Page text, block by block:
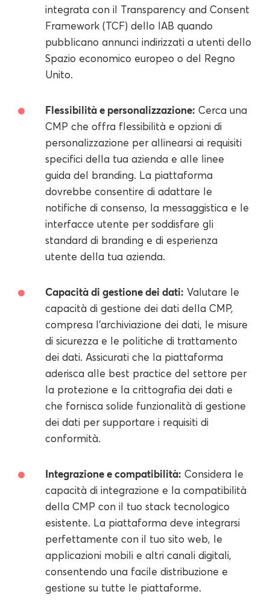
integrata con il Transparency and Consent
Framework (TCF) dello IAB quando
pubblicano annunci indirizzati a utenti dello
Spazio economico europeo o del Regno
Unito.
Flessibilità e personalizzazione: Cerca una
CMP che offra flessibilità e opzioni di
personalizzazione per allinearsi ai requisiti
specifici della tua azienda e alle linee
guida del branding. La piattaforma
dovrebbe consentire di adattare le
notifiche di consenso, la messaggistica e le
interfacce utente per soddisfare gli
standard di branding e di esperienza
utente della tua azienda.
Capacità di gestione dei dati: Valutare le
capacità di gestione dei dati della CMP,
compresa l'archiviazione dei dati, le misure
di sicurezza e le politiche di trattamento
dei dati. Assicurati che la piattaforma
aderisca alle best practice del settore per
la protezione e la crittografia dei dati e
che fornisca solide funzionalità di gestione
dei dati per supportare i requisiti di
conformità.
Integrazione e compatibilità: Considera le
capacità di integrazione e la compatibilità
della CMP con il tuo stack tecnologico
esistente. La piattaforma deve integrarsi
perfettamente con il tuo sito web, le
applicazioni mobili e altri canali digitali,
consentendo una facile distribuzione e
gestione su tutte le piattaforme.